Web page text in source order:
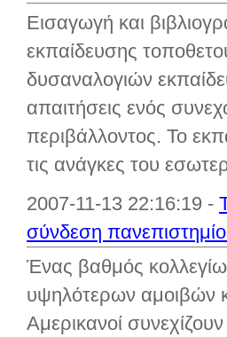
Εισαγωγή και
εκπαίδευσης
δυσαναλογιών
απαιτήσεις ενός
περιβάλλοντος. Το
τις ανάγκες του
2007-11-13 22:16:19 -
σύνδεση
Ένας βαθμός
υψηλότερων αμοιβών
Αμερικανοί